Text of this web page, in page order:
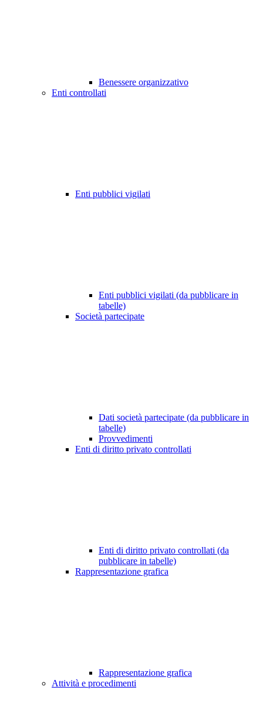
Benessere organizzativo
Enti controllati
Enti pubblici vigilati
Enti pubblici vigilati (da pubblicare in
tabelle)
Società partecipate
Dati società partecipate (da pubblicare in
tabelle)
Provvedimenti
Enti di diritto privato controllati
Enti di diritto privato controllati (da
pubblicare in tabelle)
Rappresentazione grafica
Rappresentazione grafica
Attività e procedimenti